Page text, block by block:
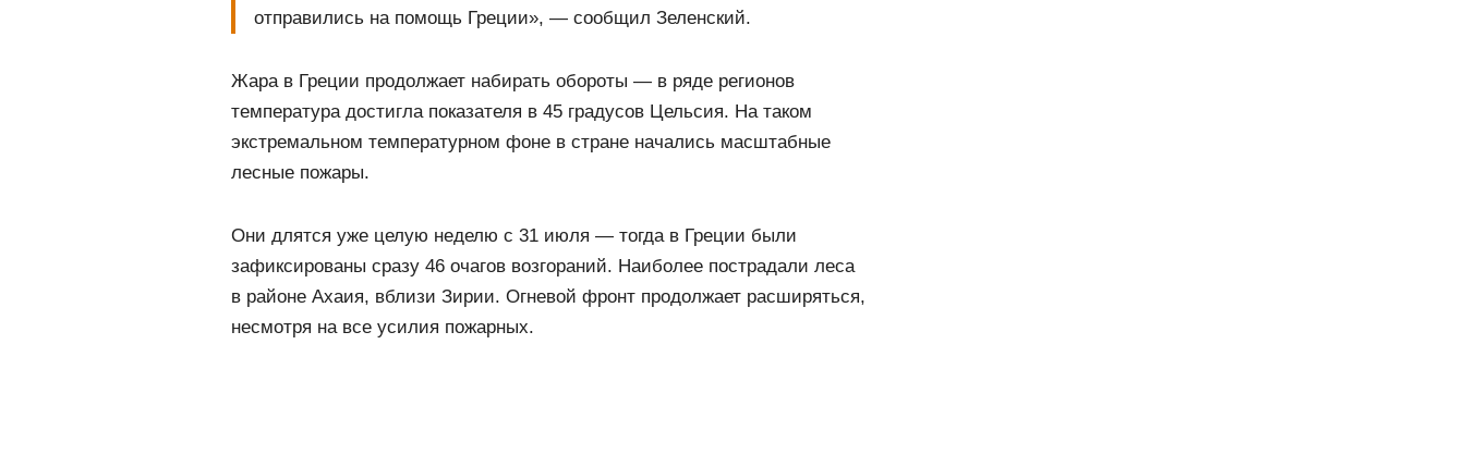
отправились на помощь Греции», — сообщил Зеленский.
Жара в Греции продолжает набирать обороты — в ряде регионов
температура достигла показателя в 45 градусов Цельсия. На таком
экстремальном температурном фоне в стране начались масштабные
лесные пожары.
Они длятся уже целую неделю с 31 июля — тогда в Греции были
зафиксированы сразу 46 очагов возгораний. Наиболее пострадали леса
в районе Ахаия, вблизи Зирии. Огневой фронт продолжает расширяться,
несмотря на все усилия пожарных.